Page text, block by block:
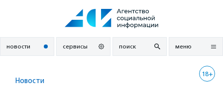
новости сервисы поиск меню
18+
Новости